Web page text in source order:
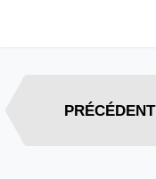
PRÉCÉDENT